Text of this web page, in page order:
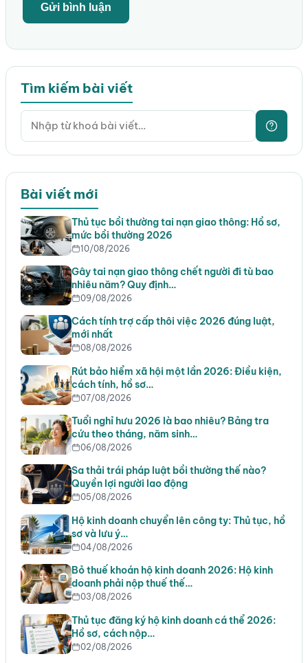
Tìm kiếm bài viết
Bài viết mới
Thủ tục bồi thường tai nạn giao thông: Hồ sơ,
mức bồi thường 2026
10/08/2026
Gây tai nạn giao thông chết người đi tù bao
nhiêu năm? Quy định…
09/08/2026
Cách tính trợ cấp thôi việc 2026 đúng luật,
mới nhất
08/08/2026
Rút bảo hiểm xã hội một lần 2026: Điều kiện,
cách tính, hồ sơ…
07/08/2026
Tuổi nghỉ hưu 2026 là bao nhiêu? Bảng tra
cứu theo tháng, năm sinh…
06/08/2026
Sa thải trái pháp luật bồi thường thế nào?
Quyền lợi người lao động
05/08/2026
Hộ kinh doanh chuyển lên công ty: Thủ tục, hồ
sơ và lưu ý…
04/08/2026
Bỏ thuế khoán hộ kinh doanh 2026: Hộ kinh
doanh phải nộp thuế thế…
03/08/2026
Thủ tục đăng ký hộ kinh doanh cá thể 2026:
Hồ sơ, cách nộp…
02/08/2026